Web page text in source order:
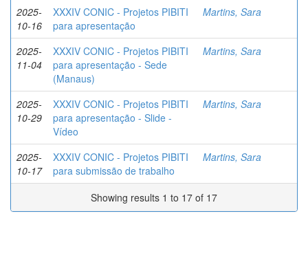
2025-
10-16
XXXIV CONIC - Projetos PIBITI
para apresentação
Martins, Sara
2025-
11-04
XXXIV CONIC - Projetos PIBITI
para apresentação - Sede
(Manaus)
Martins, Sara
2025-
10-29
XXXIV CONIC - Projetos PIBITI
para apresentação - Slide -
Vídeo
Martins, Sara
2025-
10-17
XXXIV CONIC - Projetos PIBITI
para submissão de trabalho
Martins, Sara
Showing results 1 to 17 of 17